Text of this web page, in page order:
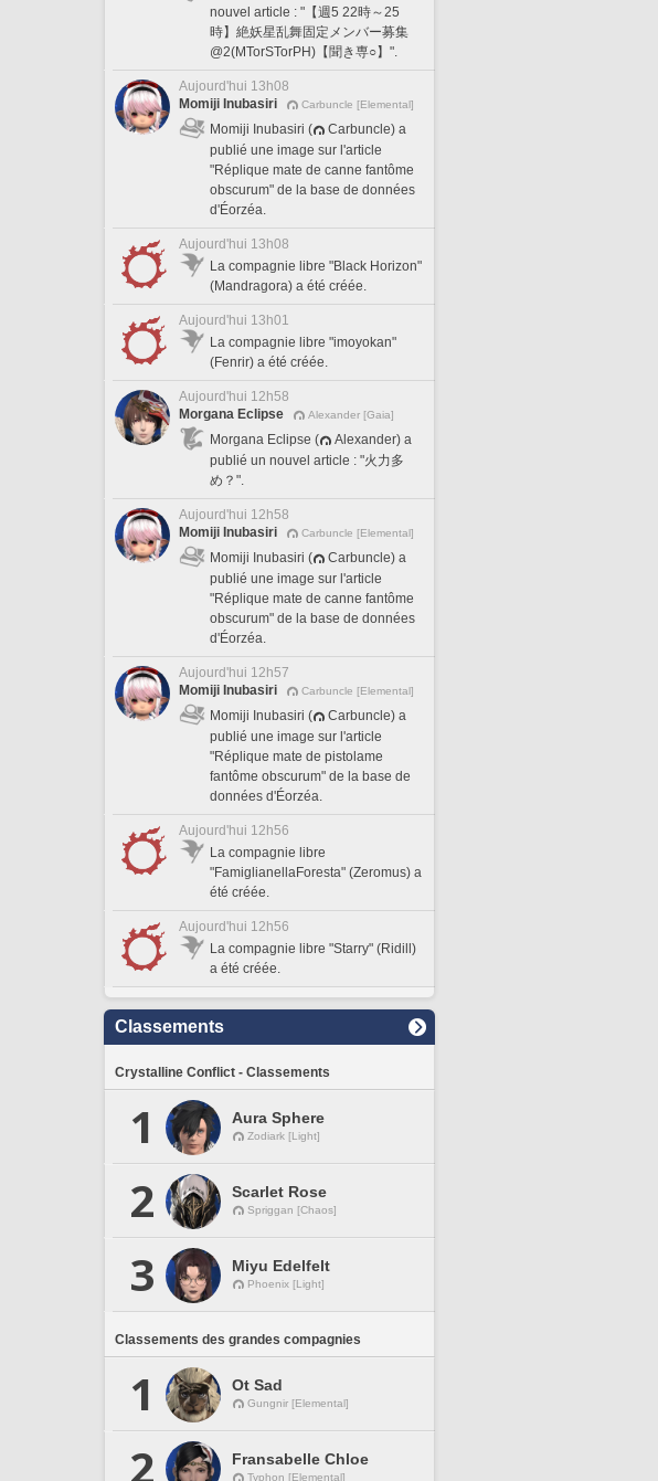
nouvel article : "【週5 22時～25
時】絶妖星乱舞固定メンバー募集
@2(MTorSTorPH)【聞き専○】".
Aujourd'hui 13h08
Momiji Inubasiri
Carbuncle [Elemental]
Momiji Inubasiri (
Carbuncle) a
publié une image sur l'article
"Réplique mate de canne fantôme
obscurum" de la base de données
d'Éorzéa.
Aujourd'hui 13h08
La compagnie libre "Black Horizon"
(Mandragora) a été créée.
Aujourd'hui 13h01
La compagnie libre "imoyokan"
(Fenrir) a été créée.
Aujourd'hui 12h58
Morgana Eclipse
Alexander [Gaia]
Morgana Eclipse (
Alexander) a
publié un nouvel article : "火力多
め？".
Aujourd'hui 12h58
Momiji Inubasiri
Carbuncle [Elemental]
Momiji Inubasiri (
Carbuncle) a
publié une image sur l'article
"Réplique mate de canne fantôme
obscurum" de la base de données
d'Éorzéa.
Aujourd'hui 12h57
Momiji Inubasiri
Carbuncle [Elemental]
Momiji Inubasiri (
Carbuncle) a
publié une image sur l'article
"Réplique mate de pistolame
fantôme obscurum" de la base de
données d'Éorzéa.
Aujourd'hui 12h56
La compagnie libre
"FamiglianellaForesta" (Zeromus) a
été créée.
Aujourd'hui 12h56
La compagnie libre "Starry" (Ridill)
a été créée.
Classements
Crystalline Conflict - Classements
1 Aura Sphere
Zodiark [Light]
2 Scarlet Rose
Spriggan [Chaos]
3 Miyu Edelfelt
Phoenix [Light]
Classements des grandes compagnies
1 Ot Sad
Gungnir [Elemental]
2 Fransabelle Chloe
Typhon [Elemental]